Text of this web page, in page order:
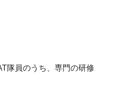
隊員のうち、専門の研修